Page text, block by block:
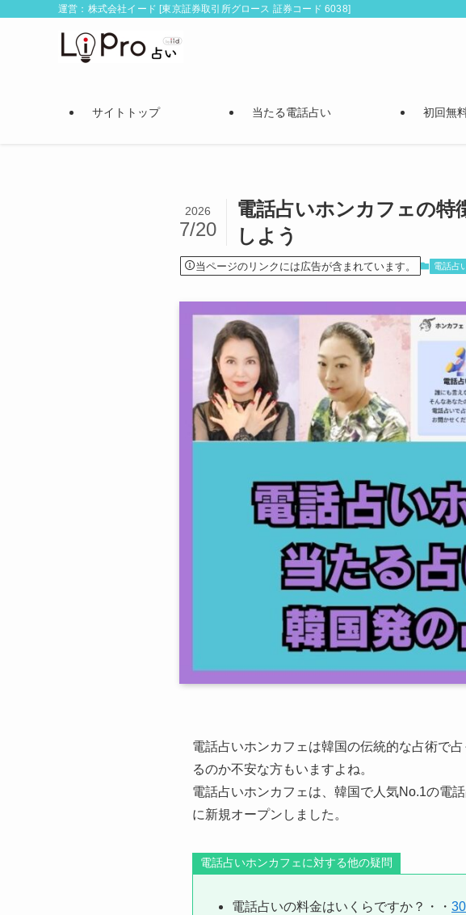
運営：株式会社イード [東京証券取引所グロース 証券コード 6038]
サイトトップ 当たる電話占い 初回無
電話占いホンカフェの特
しよう
2026
7/20
当ページのリンクには広告が含まれています。 電話占
電話占いホンカフェは韓国の伝統的な占術で
るのか不安な方もいますよね。
電話占いホンカフェは、韓国で人気No.1の電
に新規オープンしました。
電話占いホンカフェに対する他の疑問
電話占いの料金はいくらですか？・・